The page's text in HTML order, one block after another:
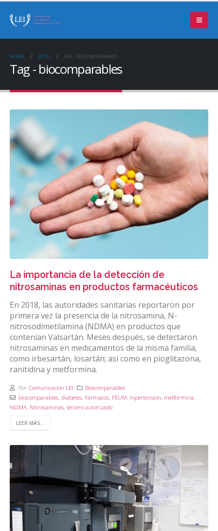
HOME BLOG TAG - BIOCOMPARABLES
Tag - biocomparables
La importancia de la detección de
nitrosaminas en productos farmacéuticos
En 2018, las autoridades sanitarias reportaron por
primera vez la presencia de la nitrosamina, N-
nitrosodimetilamina (NDMA) en productos que
contenían Valsartán. Meses después, se detectaron
nitrosaminas en medicamentos de la misma familia,
como irbesartán, losartán; así como en pioglitazona,
ranitidina y metformina.
Por Comunicación LEI
Biocomparables
biocomparables, diabetes, Fármacos, FEUM, hipertensión, metformina,
NDMA, Nitrosaminas, tercero autorizado
LEER MÁS...